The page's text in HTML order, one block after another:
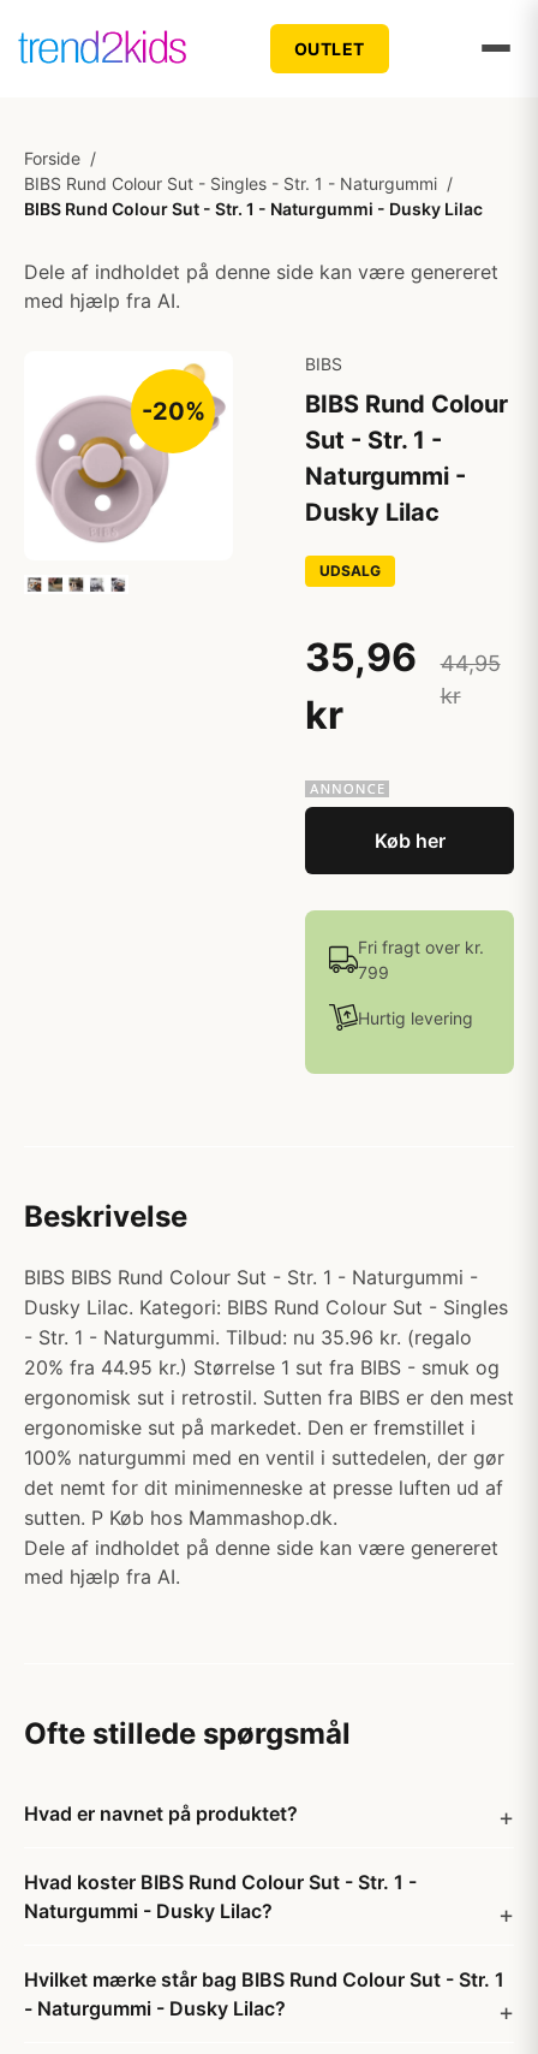
OUTLET
Forside /
BIBS Rund Colour Sut - Singles - Str. 1 - Naturgummi /
BIBS Rund Colour Sut - Str. 1 - Naturgummi - Dusky Lilac
Dele af indholdet på denne side kan være genereret
med hjælp fra AI.
-20%
BIBS
BIBS Rund Colour
Sut - Str. 1 -
Naturgummi -
Dusky Lilac
UDSALG
35,96
kr
44,95
kr
Køb her
Fri fragt over kr.
799
Hurtig levering
Beskrivelse
BIBS BIBS Rund Colour Sut - Str. 1 - Naturgummi -
Dusky Lilac. Kategori: BIBS Rund Colour Sut - Singles
- Str. 1 - Naturgummi. Tilbud: nu 35.96 kr. (regalo
20% fra 44.95 kr.) Størrelse 1 sut fra BIBS - smuk og
ergonomisk sut i retrostil. Sutten fra BIBS er den mest
ergonomiske sut på markedet. Den er fremstillet i
100% naturgummi med en ventil i suttedelen, der gør
det nemt for dit minimenneske at presse luften ud af
sutten. P Køb hos Mammashop.dk.
Dele af indholdet på denne side kan være genereret
med hjælp fra AI.
Ofte stillede spørgsmål
Hvad er navnet på produktet?
Hvad koster BIBS Rund Colour Sut - Str. 1 -
Naturgummi - Dusky Lilac?
Hvilket mærke står bag BIBS Rund Colour Sut - Str. 1
- Naturgummi - Dusky Lilac?